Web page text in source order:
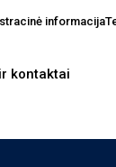
informacija
kontaktai